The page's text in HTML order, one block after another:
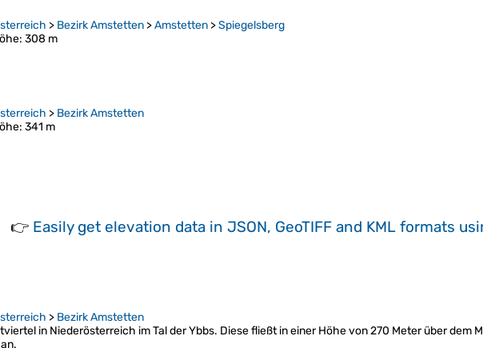
> Bezirk Amstetten >Amstetten >Spiegelsberg
: 308 m
> Bezirk Amstetten
: 341 m
👉 Easily get elevation data in JSON, GeoTIFF and KML formats
> Bezirk Amstetten
in Niederösterreich im Tal der Ybbs. Diese fließt in einer Höhe von 270 Meter über dem